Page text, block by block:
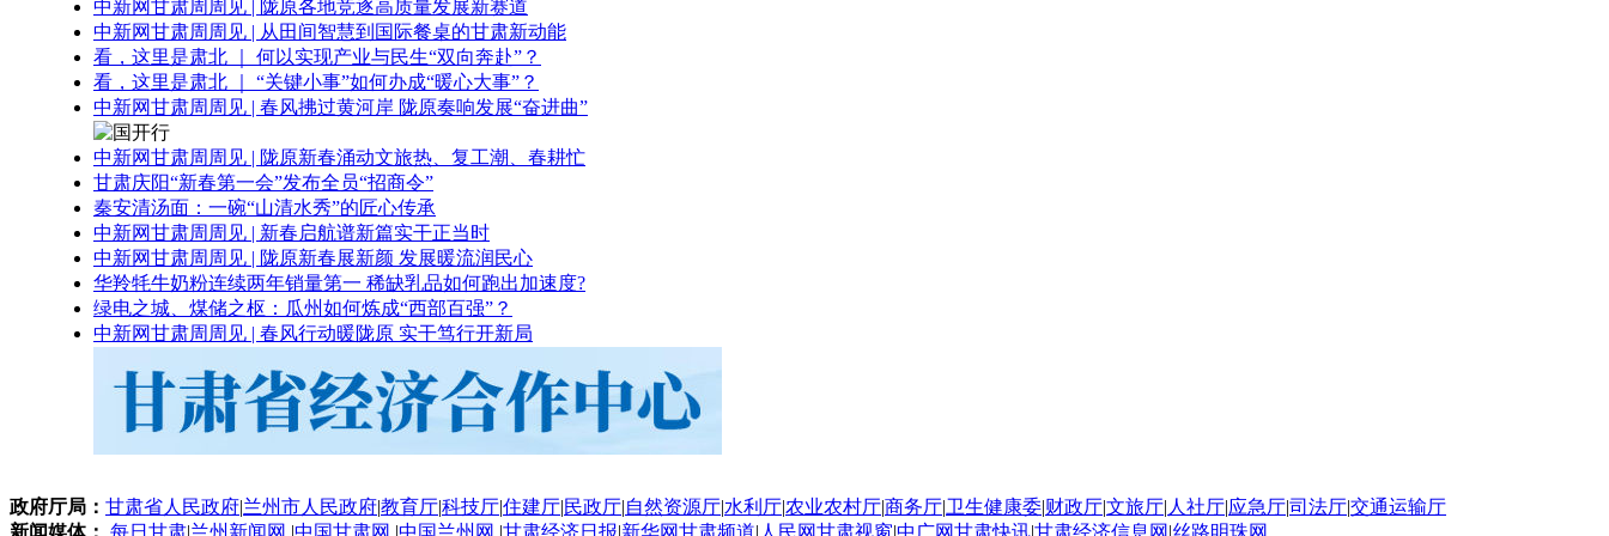
中新网甘肃周周见 | 陇原各地竞逐高质量发展新赛道
中新网甘肃周周见 | 从田间智慧到国际餐桌的甘肃新动能
看，这里是肃北 ｜ 何以实现产业与民生“双向奔赴”？
看，这里是肃北 ｜ “关键小事”如何办成“暖心大事”？
中新网甘肃周周见 | 春风拂过黄河岸 陇原奏响发展“奋进曲”
中新网甘肃周周见 | 陇原新春涌动文旅热、复工潮、春耕忙
甘肃庆阳“新春第一会”发布全员“招商令”
秦安清汤面：一碗“山清水秀”的匠心传承
中新网甘肃周周见 | 新春启航谱新篇实干正当时
中新网甘肃周周见 | 陇原新春展新颜 发展暖流润民心
华羚牦牛奶粉连续两年销量第一 稀缺乳品如何跑出加速度?
绿电之城、煤储之枢：瓜州如何炼成“西部百强”？
中新网甘肃周周见 | 春风行动暖陇原 实干笃行开新局
政府厅局： 甘肃省人民政府|兰州市人民政府|教育厅|科技厅|住建厅|民政厅|自然资源厅|水利厅|农业农村厅|商务厅|卫生健康委|财政厅|文旅厅| 人社厅|应急厅|司法厅|交通运输厅
新闻媒体： 每日甘肃|兰州新闻网 |中国甘肃网 |中国兰州网 |甘肃经济日报|新华网甘肃频道| 人民网甘肃视窗|中广网甘肃快讯|甘肃经济信息网 |丝路明珠网